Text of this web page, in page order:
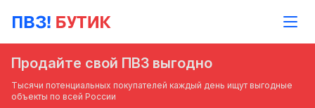
Продайте свой ПВЗ выгодно
Тысячи потенциальных покупателей каждый день ищут выгодные
объекты по всей России